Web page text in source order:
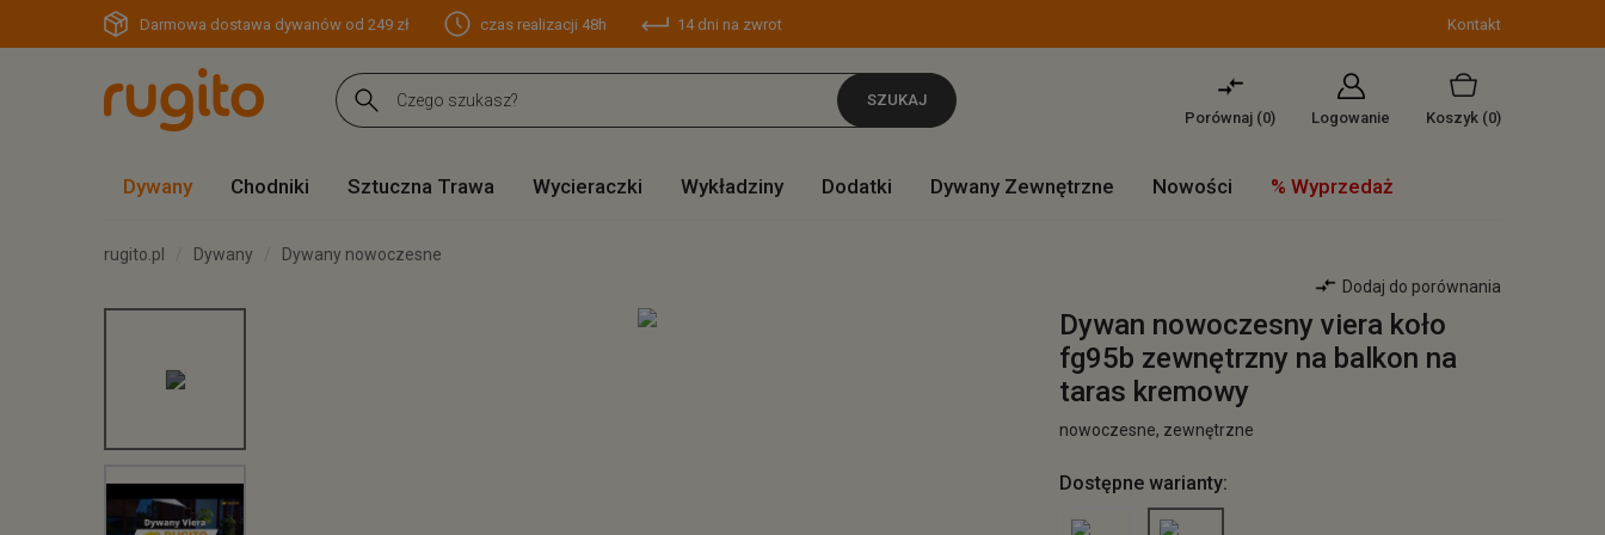
Darmowa dostawa dywanów od 249 zł czas realizacji 48h 14 dni na zwrot Kontakt
SZUKAJ
Porównaj (0) Logowanie Koszyk (0)
Dywany Chodniki Sztuczna Trawa Wycieraczki Wykładziny Dodatki Dywany Zewnętrzne Nowości % Wyprzedaż
rugito.pl Dywany
Dywany nowoczesne
Dodaj do porównania
Dywan nowoczesny viera koło
fg95b zewnętrzny na balkon na
taras kremowy
nowoczesne, zewnętrzne
Dostępne warianty: